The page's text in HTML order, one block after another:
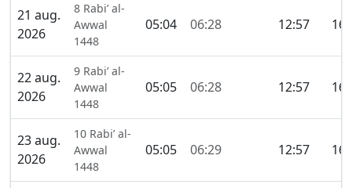
21 aug.
2026
8 Rabi’ al-
Awwal
1448
05:04 06:28 12:57
22 aug.
2026
9 Rabi’ al-
Awwal
1448
05:05 06:28 12:57
23 aug.
2026
10 Rabi’ al-
Awwal
1448
05:05 06:29 12:57